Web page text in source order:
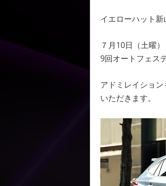
イエローハット新
７月10日（土曜
9回オートフェス
アドミレイショ
いただきます。